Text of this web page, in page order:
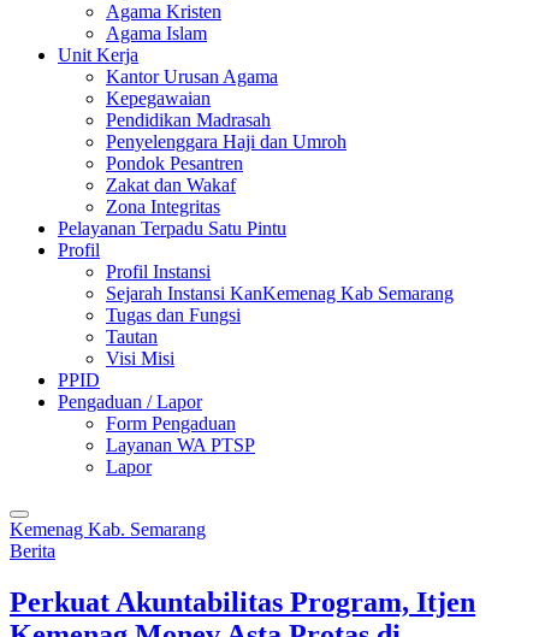
Agama Kristen
Agama Islam
Unit Kerja
Kantor Urusan Agama
Kepegawaian
Pendidikan Madrasah
Penyelenggara Haji dan Umroh
Pondok Pesantren
Zakat dan Wakaf
Zona Integritas
Pelayanan Terpadu Satu Pintu
Profil
Profil Instansi
Sejarah Instansi KanKemenag Kab Semarang
Tugas dan Fungsi
Tautan
Visi Misi
PPID
Pengaduan / Lapor
Form Pengaduan
Layanan WA PTSP
Lapor
Kemenag Kab. Semarang
Berita
Perkuat Akuntabilitas Program, Itjen